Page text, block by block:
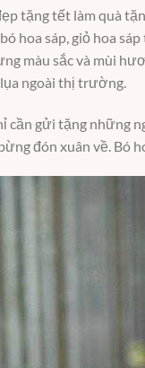
tặng tết làm quà
hoa sáp, giỏ hoa
màu sắc và mùi
ngoài thị trường.
cần gửi tặng những
đón xuân về. Bó